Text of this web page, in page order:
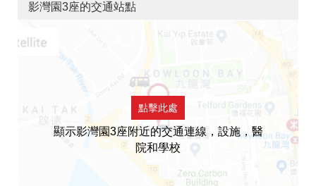
影灣園3座的交通站點
點擊此處
顯示影灣園3座附近的交通連線，設施，醫
院和學校